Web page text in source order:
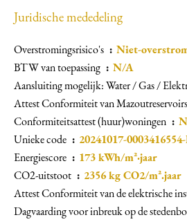
Juridische mededeling
Overstromingsrisico's
Niet-
BTW van toepassing
N/A
Aansluiting mogelijk: Water / Gas /
Attest Conformiteit van Mazoutreservoirs
Conformiteitsattest (huur)woningen
Unieke code
20241017-
Energiescore
173 kWh/m²·jaar
CO2-uitstoot
2356 kg CO2/m².jaar
Attest Conformiteit van de elektrische
Dagvaarding voor inbreuk op de